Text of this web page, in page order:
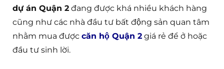
dự án Quận 2 đang được khá nhiều khách hàng
cũng như các nhà đầu tư bất động sản quan tâm
nhằm mua được căn hộ Quận 2 giá rẻ để ở hoặc
đầu tư sinh lời.